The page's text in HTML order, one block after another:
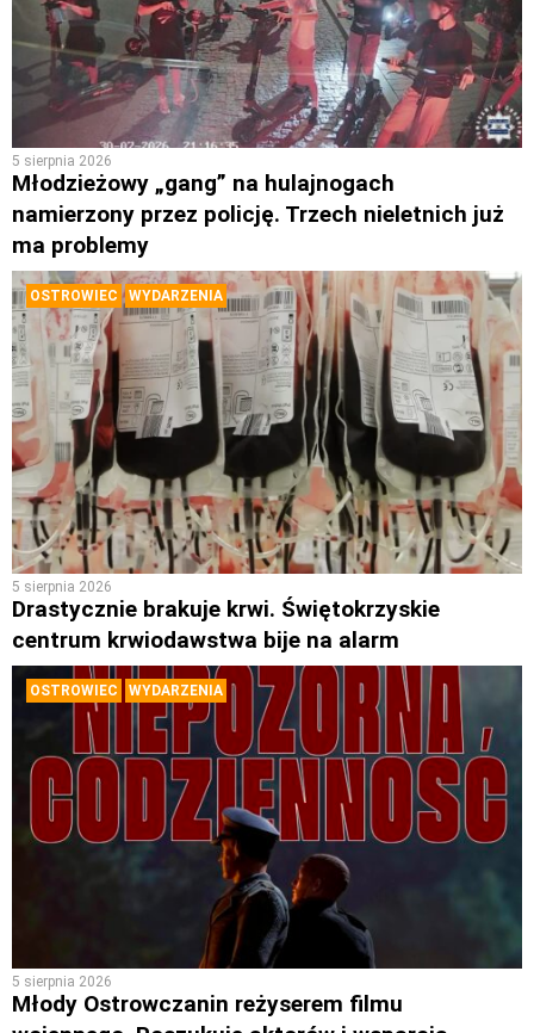
5 sierpnia 2026
Młodzieżowy „gang” na hulajnogach
namierzony przez policję. Trzech nieletnich już
ma problemy
OSTROWIEC WYDARZENIA
5 sierpnia 2026
Drastycznie brakuje krwi. Świętokrzyskie
centrum krwiodawstwa bije na alarm
OSTROWIEC WYDARZENIA
5 sierpnia 2026
Młody Ostrowczanin reżyserem filmu